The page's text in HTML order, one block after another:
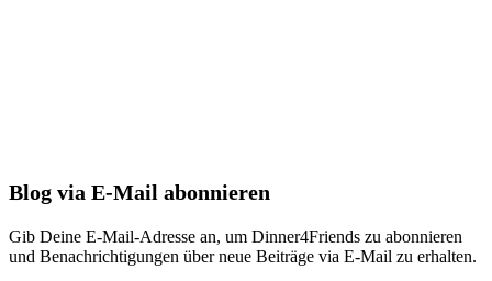
Blog via E-Mail abonnieren
Gib Deine E-Mail-Adresse an, um Dinner4Friends zu abonnieren
und Benachrichtigungen über neue Beiträge via E-Mail zu erhalten.